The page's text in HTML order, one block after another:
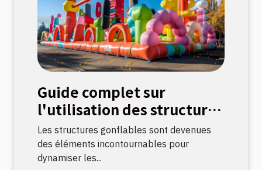
Guide complet sur
l'utilisation des structures
gonflables pour
événements
Les structures gonflables sont devenues
des éléments incontournables pour
dynamiser les...